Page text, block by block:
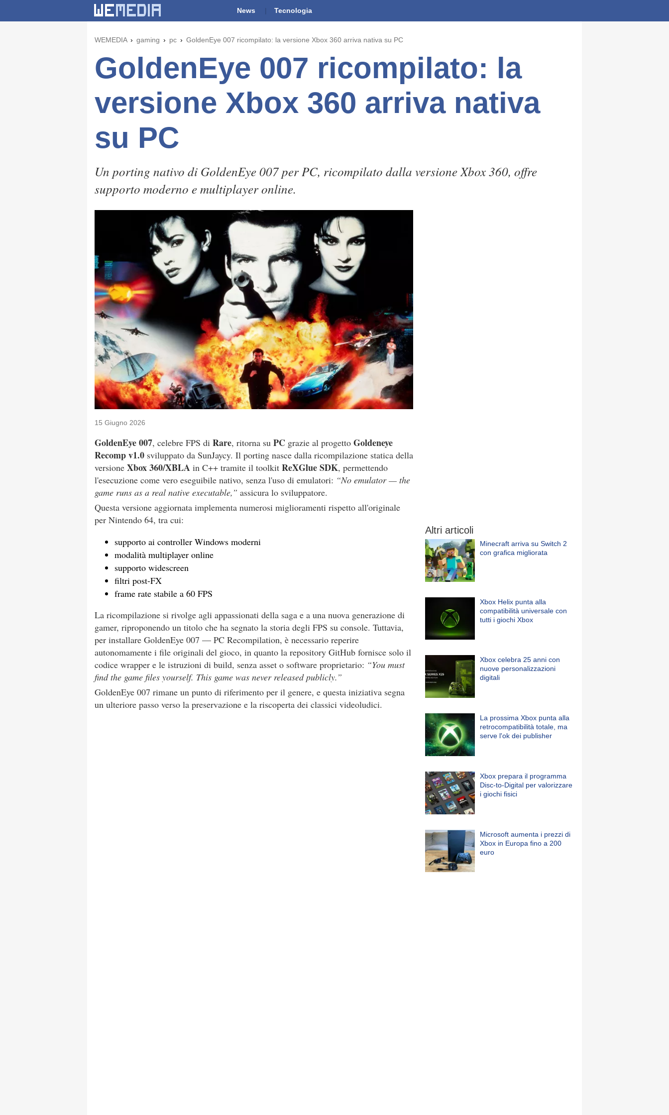
News Tecnologia
WEMEDIA gaming pc GoldenEye 007 ricompilato: la versione Xbox 360 arriva nativa su PC
GoldenEye 007 ricompilato: la
versione Xbox 360 arriva nativa
su PC
Un porting nativo di GoldenEye 007 per PC, ricompilato dalla versione Xbox 360, offre
supporto moderno e multiplayer online.
15 Giugno 2026
GoldenEye 007, celebre FPS di Rare, ritorna su PC grazie al progetto Goldeneye
Recomp v1.0 sviluppato da SunJaycy. Il porting nasce dalla ricompilazione statica della
versione Xbox 360/XBLA in C++ tramite il toolkit ReXGlue SDK, permettendo
l'esecuzione come vero eseguibile nativo, senza l'uso di emulatori: “No emulator — the
game runs as a real native executable,” assicura lo sviluppatore.
Questa versione aggiornata implementa numerosi miglioramenti rispetto all'originale
per Nintendo 64, tra cui:
supporto ai controller Windows moderni
modalità multiplayer online
supporto widescreen
filtri post-FX
frame rate stabile a 60 FPS
La ricompilazione si rivolge agli appassionati della saga e a una nuova generazione di
gamer, riproponendo un titolo che ha segnato la storia degli FPS su console. Tuttavia,
per installare GoldenEye 007 — PC Recompilation, è necessario reperire
autonomamente i file originali del gioco, in quanto la repository GitHub fornisce solo il
codice wrapper e le istruzioni di build, senza asset o software proprietario: “You must
find the game files yourself. This game was never released publicly.”
GoldenEye 007 rimane un punto di riferimento per il genere, e questa iniziativa segna
un ulteriore passo verso la preservazione e la riscoperta dei classici videoludici.
Altri articoli
Minecraft arriva su Switch 2
con grafica migliorata
Xbox Helix punta alla
compatibilità universale con
tutti i giochi Xbox
Xbox celebra 25 anni con
nuove personalizzazioni
digitali
La prossima Xbox punta alla
retrocompatibilità totale, ma
serve l'ok dei publisher
Xbox prepara il programma
Disc-to-Digital per valorizzare
i giochi fisici
Microsoft aumenta i prezzi di
Xbox in Europa fino a 200
euro